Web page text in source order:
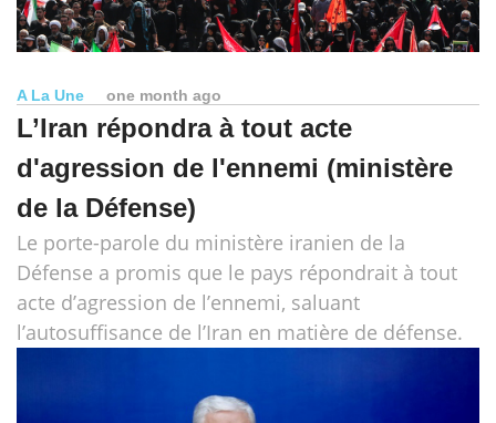
A La Une one month ago
L’Iran répondra à tout acte
d'agression de l'ennemi (ministère
de la Défense)
Le porte-parole du ministère iranien de la
Défense a promis que le pays répondrait à tout
acte d’agression de l’ennemi, saluant
l’autosuffisance de l’Iran en matière de défense.